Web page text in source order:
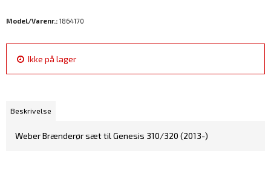
Model/Varenr.: 1864170
Ikke på lager
Beskrivelse
Weber Brænderør sæt til Genesis 310/320 (2013-)